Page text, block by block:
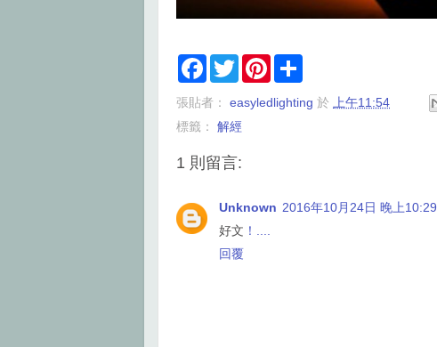
F
e
o
k
T
w
t
e
P
t
r
張貼者： easyledlighting 於
上午11:54
標籤： 解經
1 則留言:
Unknown 2016年10月24日 晚上10:29
好文 ！
回覆